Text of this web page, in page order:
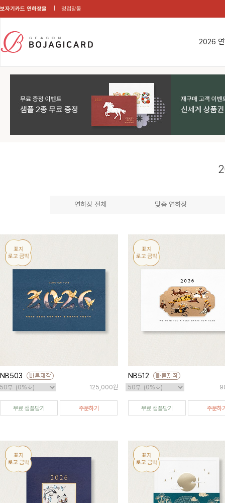
보자기카드 연하장몰 청첩장몰
2026
연하장 전체 맞춤 연하장
NB503
125,000원
무료 샘플담기 주문하기
NB512
무료 샘플담기 주문하